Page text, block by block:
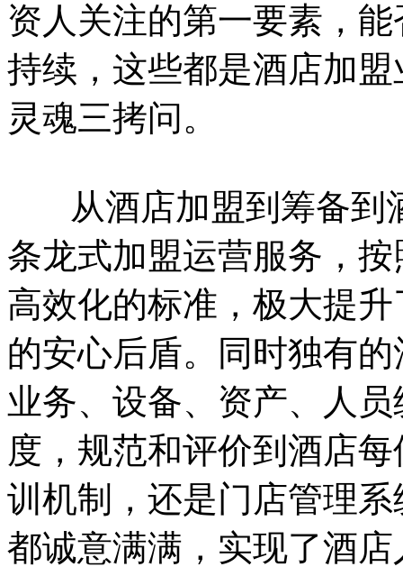
资人关注的第一要素，
持续，这些都是酒店加
灵魂三拷问。
从酒店加盟到筹备到
条龙式加盟运营服务，
高效化的标准，极大提
的安心后盾。同时独有
业务、设备、资产、人
度，规范和评价到酒店
训机制，还是门店管理
都诚意满满，实现了酒